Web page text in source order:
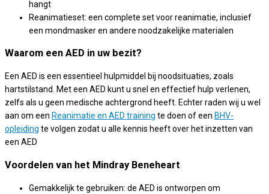
hangt
Reanimatieset: een complete set voor reanimatie, inclusief
een mondmasker en andere noodzakelijke materialen
Waarom een AED in uw bezit?
Een AED is een essentieel hulpmiddel bij noodsituaties, zoals
hartstilstand. Met een AED kunt u snel en effectief hulp verlenen,
zelfs als u geen medische achtergrond heeft. Echter raden wij u wel
aan om een Reanimatie en AED training te doen of een BHV-
opleiding te volgen zodat u alle kennis heeft over het inzetten van
een AED
Voordelen van het Mindray Beneheart
Gemakkelijk te gebruiken: de AED is ontworpen om